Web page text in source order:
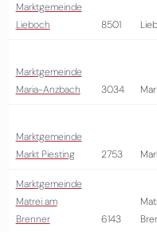
Marktgemeinde
Lieboch
8501
Marktgemeinde
Maria-Anzbach
3034
Marktgemeinde
Markt Piesting
2753
Marktgemeinde
Matrei am
Brenner
6143